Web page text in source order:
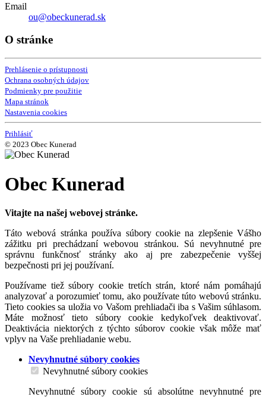
Email
ou@obeckunerad.sk
O stránke
Prehlásenie o prístupnosti
Ochrana osobných údajov
Podmienky pre použitie
Mapa stránok
Nastavenia cookies
Prihlásiť
© 2023 Obec Kunerad
Obec Kunerad
Vitajte na našej webovej stránke.
Táto webová stránka používa súbory cookie na zlepšenie Vášho
zážitku pri prechádzaní webovou stránkou. Sú nevyhnutné pre
správnu funkčnosť stránky ako aj pre zabezpečenie vyššej
bezpečnosti pri jej používaní.
Používame tiež súbory cookie tretích strán, ktoré nám pomáhajú
analyzovať a porozumieť tomu, ako používate túto webovú stránku.
Tieto cookies sa uložia vo Vašom prehliadači iba s Vašim súhlasom.
Máte možnosť tieto súbory cookie kedykoľvek deaktivovať.
Deaktivácia niektorých z týchto súborov cookie však môže mať
vplyv na Vaše prehliadanie webu.
Nevyhnutné súbory cookies
Nevyhnutné súbory cookies
Nevyhnutné súbory cookie sú absolútne nevyhnutné pre